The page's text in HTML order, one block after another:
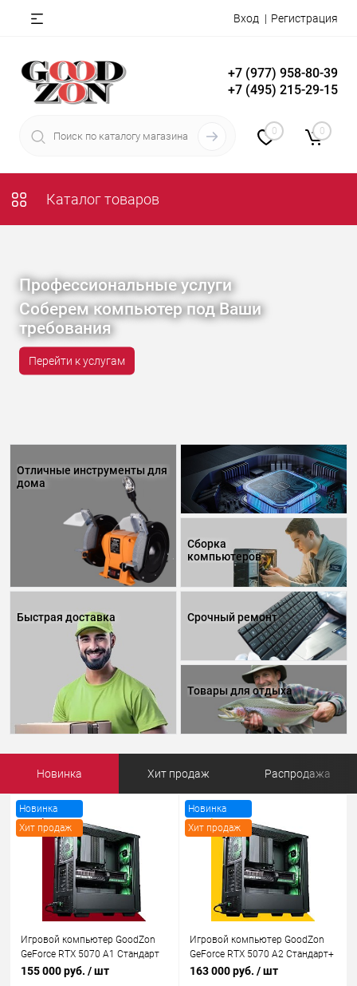
Вход Регистрация
+7 (977) 958-80-39
+7 (495) 215-29-15
0 0
Каталог товаров
Профессиональные услуги
Соберем компьютер под Ваши
требования
Перейти к услугам
Отличные инструменты для
дома
Сборка
компьютеров
Быстрая доставка Срочный ремонт
Товары для отдыха
Новинка Хит продаж Распродажа
Новинка
Хит продаж
Рекомендуем
Игровой компьютер GoodZon
GeForce RTX 5070 A1 Стандарт
155 000 руб. / шт
Новинка
Хит продаж
Рекомендуем
Игровой компьютер GoodZon
GeForce RTX 5070 A2 Стандарт+
163 000 руб. / шт